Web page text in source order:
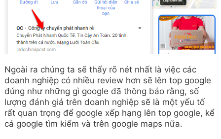
Ngoài ra chúng ta sẽ thấy rõ nét nhất là việc các
doanh nghiệp có nhiều review hơn sẽ lên top google
đúng như những gì google đã thông báo rằng, số
lượng đánh giá trên doanh nghiệp sẽ là một yếu tố
rất quan trọng để google xếp hạng lên top google, kể
cả google tìm kiếm và trên google maps nữa.